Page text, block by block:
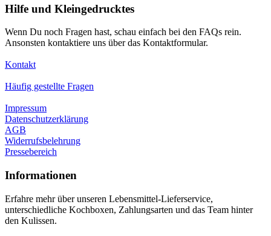
Hilfe und Kleingedrucktes
Wenn Du noch Fragen hast, schau einfach bei den FAQs rein.
Ansonsten kontaktiere uns über das Kontaktformular.
Kontakt
Häufig gestellte Fragen
Impressum
Datenschutzerklärung
AGB
Widerrufsbelehrung
Pressebereich
Informationen
Erfahre mehr über unseren Lebensmittel-Lieferservice,
unterschiedliche Kochboxen, Zahlungsarten und das Team hinter
den Kulissen.